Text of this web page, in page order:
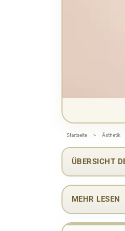
Startseite > Ästhetik
ÜBERSICHT
MEHR LESEN